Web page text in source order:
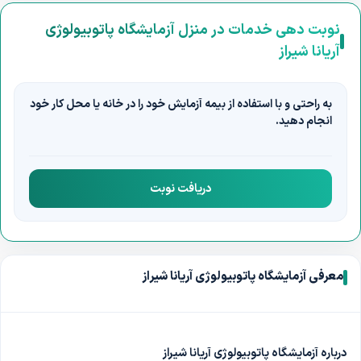
نوبت دهی خدمات در منزل آزمایشگاه پاتوبیولوژی
آریانا شیراز
به راحتی و با استفاده از بیمه آزمایش خود را در خانه یا محل کار خود
انجام دهید.
دریافت نوبت
معرفی آزمایشگاه پاتوبیولوژی آریانا شیراز
درباره آزمایشگاه پاتوبیولوژی آریانا شیراز